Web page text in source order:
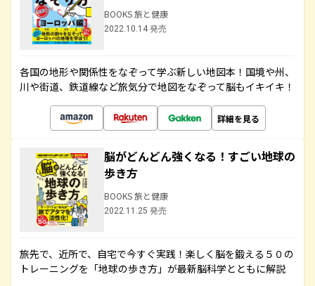
BOOKS 旅と健康
2022.10.14 発売
各国の地形や関係性をなぞって学ぶ新しい地図本！国境や州、
川や街道、鉄道線など旅気分で地図をなぞって脳もイキイキ！
詳細を見る
脳がどんどん強くなる！すごい地球の
歩き方
BOOKS 旅と健康
2022.11.25 発売
旅先で、近所で、自宅で今すぐ実践！楽しく脳を鍛える５０の
トレーニングを「地球の歩き方」が最新脳科学とともに解説